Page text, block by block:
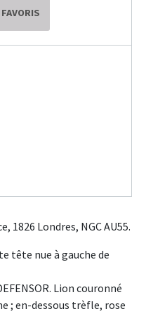
1826 Londres, NGC AU55.
tête nue à gauche de
Lion couronné
; en-dessous trèfle, rose